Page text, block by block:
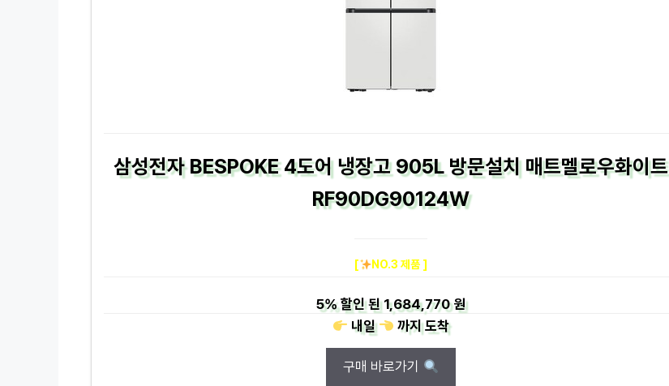
삼성전자 BESPOKE 4도어 냉장고 905L 방문설치 매트멜로우화이트
RF90DG90124W
[ NO.3 제품 ]
5%할인 된1,684,770 원
내일
까지도착
구매 바로가기